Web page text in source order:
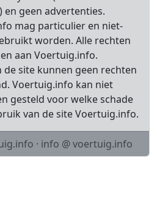
en geen advertenties.
mag particulier en niet-
worden. Alle rechten
aan Voertuig.info.
de site kunnen geen rechten
Voertuig.info kan niet
gesteld voor welke schade
van de site Voertuig.info.
· info @ voertuig.info